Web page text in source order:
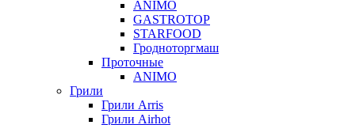
ANIMO
GASTROTOP
STARFOOD
Гродноторгмаш
Проточные
ANIMO
Грили
Грили Arris
Грили Airhot